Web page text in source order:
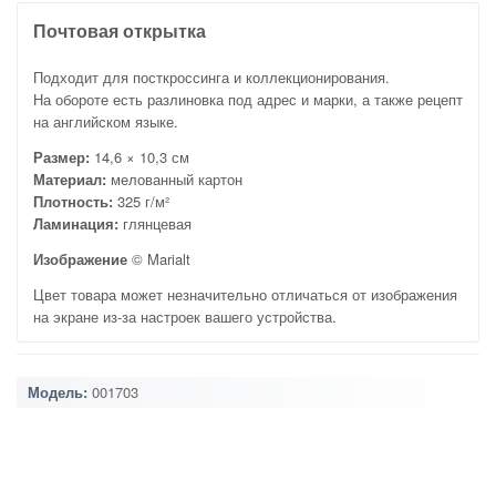
Почтовая открытка
Подходит для посткроссинга и коллекционирования.
На обороте есть разлиновка под адрес и марки, а также рецепт
на английском языке.
Размер: 14,6 × 10,3 см
Материал: мелованный картон
Плотность: 325 г/м²
Ламинация: глянцевая
Изображение © Marialt
Цвет товара может незначительно отличаться от изображения
на экране из-за настроек вашего устройства.
Модель: 001703